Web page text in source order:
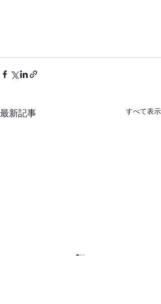
最新記事 すべて表示